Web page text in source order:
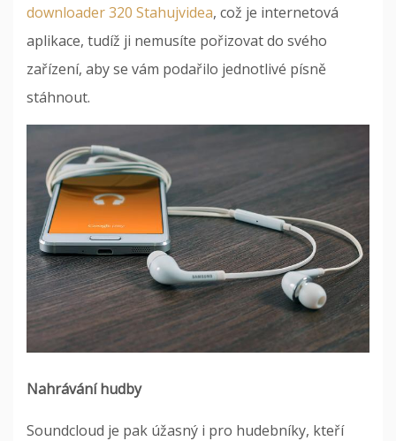
downloader 320 Stahujvidea, což je internetová
aplikace, tudíž ji nemusíte pořizovat do svého
zařízení, aby se vám podařilo jednotlivé písně
stáhnout.
Nahrávání hudby
Soundcloud je pak úžasný i pro hudebníky, kteří